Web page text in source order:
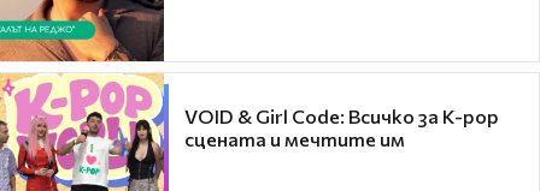
VOID & Girl Code: Всичко за K-pop
сцената и мечтите им